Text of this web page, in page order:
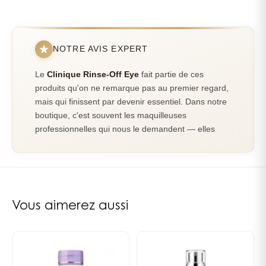
formulé pour un résultat maximal, sans irritation. --------
------------------ Soumis à des tests d'allergie. 100% sans
parfum.
NOTRE AVIS EXPERT
Le Clinique Rinse-Off Eye fait partie de ces
produits qu'on ne remarque pas au premier regard,
mais qui finissent par devenir essentiel. Dans notre
boutique, c'est souvent les maquilleuses
professionnelles qui nous le demandent — elles
Un démaquillant qui répond à un vrai
Contrairement aux démaquillants classiques qu'on
Vous aimerez aussi